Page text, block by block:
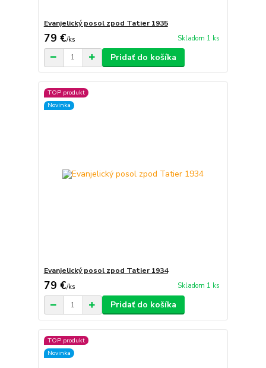
Evanjelický posol zpod Tatier 1935
79 €/ks Skladom 1 ks
Pridať do košíka
TOP produkt
Novinka
Evanjelický posol zpod Tatier 1934
79 €/ks Skladom 1 ks
Pridať do košíka
TOP produkt
Novinka